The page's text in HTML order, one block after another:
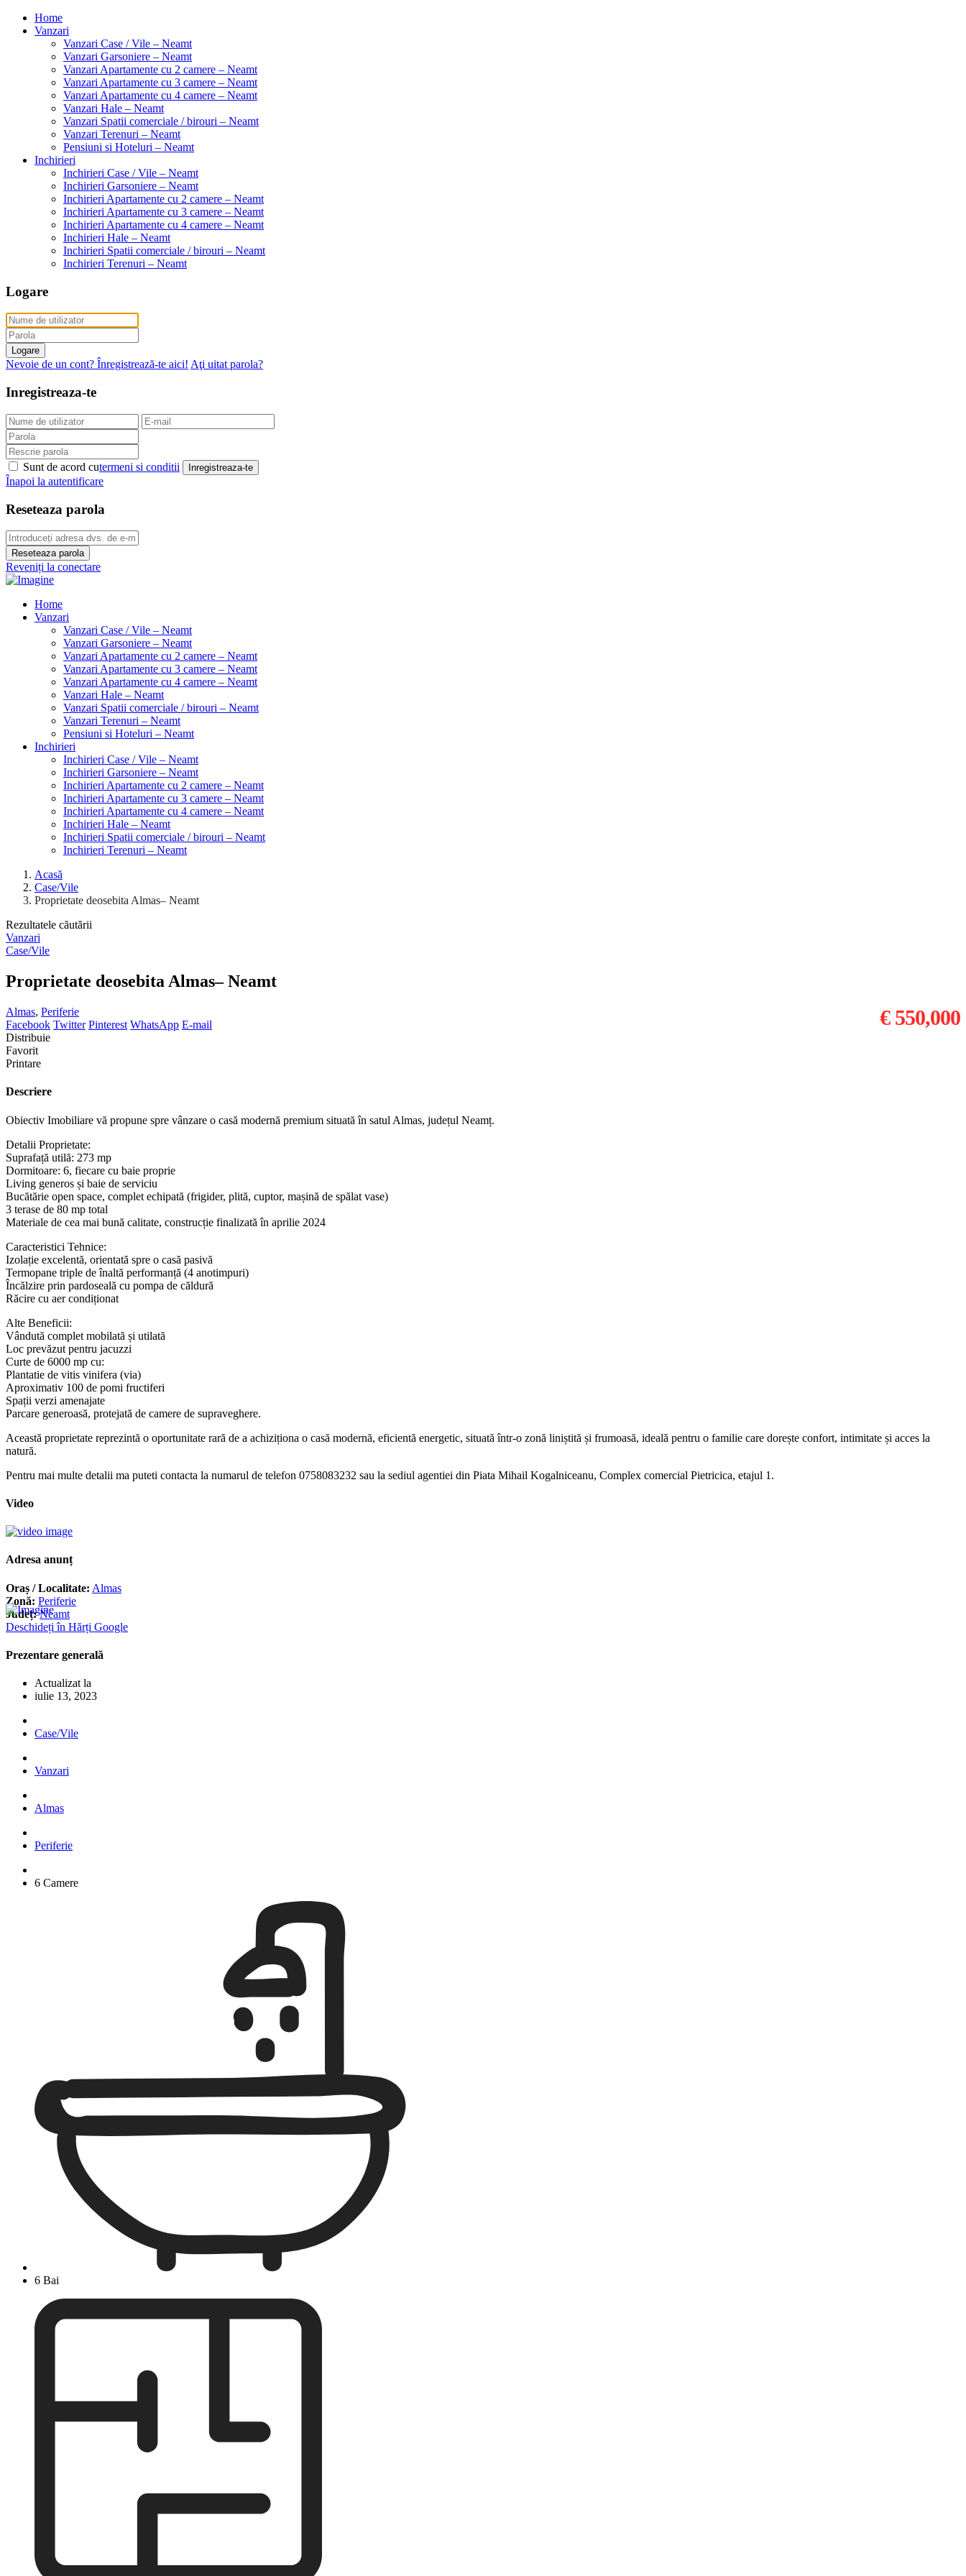
Home
Vanzari
Vanzari Case / Vile – Neamt
Vanzari Garsoniere – Neamt
Vanzari Apartamente cu 2 camere – Neamt
Vanzari Apartamente cu 3 camere – Neamt
Vanzari Apartamente cu 4 camere – Neamt
Vanzari Hale – Neamt
Vanzari Spatii comerciale / birouri – Neamt
Vanzari Terenuri – Neamt
Pensiuni si Hoteluri – Neamt
Inchirieri
Inchirieri Case / Vile – Neamt
Inchirieri Garsoniere – Neamt
Inchirieri Apartamente cu 2 camere – Neamt
Inchirieri Apartamente cu 3 camere – Neamt
Inchirieri Apartamente cu 4 camere – Neamt
Inchirieri Hale – Neamt
Inchirieri Spatii comerciale / birouri – Neamt
Inchirieri Terenuri – Neamt
Logare
Logare
Nevoie de un cont? Înregistrează-te aici! Aţi uitat parola?
Inregistreaza-te
Sunt de acord cutermeni si conditii Inregistreaza-te
Înapoi la autentificare
Reseteaza parola
Reseteaza parola
Reveniți la conectare
Home
Vanzari
Vanzari Case / Vile – Neamt
Vanzari Garsoniere – Neamt
Vanzari Apartamente cu 2 camere – Neamt
Vanzari Apartamente cu 3 camere – Neamt
Vanzari Apartamente cu 4 camere – Neamt
Vanzari Hale – Neamt
Vanzari Spatii comerciale / birouri – Neamt
Vanzari Terenuri – Neamt
Pensiuni si Hoteluri – Neamt
Inchirieri
Inchirieri Case / Vile – Neamt
Inchirieri Garsoniere – Neamt
Inchirieri Apartamente cu 2 camere – Neamt
Inchirieri Apartamente cu 3 camere – Neamt
Inchirieri Apartamente cu 4 camere – Neamt
Inchirieri Hale – Neamt
Inchirieri Spatii comerciale / birouri – Neamt
Inchirieri Terenuri – Neamt
Acasă
Case/Vile
Proprietate deosebita Almas– Neamt
Rezultatele căutării
Vanzari
Case/Vile
Proprietate deosebita Almas– Neamt
€ 550,000
Almas, Periferie
Facebook Twitter Pinterest WhatsApp E-mail
Distribuie
Favorit
Printare
Descriere
Obiectiv Imobiliare vă propune spre vânzare o casă modernă premium situată în satul Almas, județul Neamț.
Detalii Proprietate:
Suprafață utilă: 273 mp
Dormitoare: 6, fiecare cu baie proprie
Living generos și baie de serviciu
Bucătărie open space, complet echipată (frigider, plită, cuptor, mașină de spălat vase)
3 terase de 80 mp total
Materiale de cea mai bună calitate, construcție finalizată în aprilie 2024
Caracteristici Tehnice:
Izolație excelentă, orientată spre o casă pasivă
Termopane triple de înaltă performanță (4 anotimpuri)
Încălzire prin pardoseală cu pompa de căldură
Răcire cu aer condiționat
Alte Beneficii:
Vândută complet mobilată și utilată
Loc prevăzut pentru jacuzzi
Curte de 6000 mp cu:
Plantatie de vitis vinifera (via)
Aproximativ 100 de pomi fructiferi
Spații verzi amenajate
Parcare generoasă, protejată de camere de supraveghere.
Această proprietate reprezintă o oportunitate rară de a achiziționa o casă modernă, eficientă energetic, situată într-o zonă liniștită și frumoasă, ideală pentru o familie care dorește confort, intimitate și acces la
natură.
Pentru mai multe detalii ma puteti contacta la numarul de telefon 0758083232 sau la sediul agentiei din Piata Mihail Kogalniceanu, Complex comercial Pietricica, etajul 1.
Video
Adresa anunț
Oraș / Localitate: Almas
Zonă: Periferie
Județ: Neamt
Deschideți în Hărți Google
Prezentare generală
Actualizat la
iulie 13, 2023
Case/Vile
Vanzari
Almas
Periferie
6 Camere
6 Bai